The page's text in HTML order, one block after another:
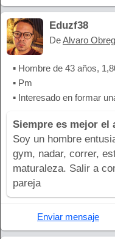
Eduzf38
DeAlvaro
▪ Hombre de 43 años,
▪ Pm
▪ Interesado en formar
Siempre es mejor el
Soy un hombre
gym, nadar, correr,
maturaleza. Salir a
pareja
Enviar mensaje